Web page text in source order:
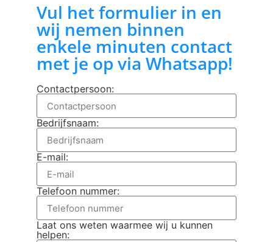
Vul het formulier in en
wij nemen binnen
enkele minuten contact
met je op via Whatsapp!
Contactpersoon:
Bedrijfsnaam:
E-mail:
Telefoon nummer:
Laat ons weten waarmee wij u kunnen
helpen: